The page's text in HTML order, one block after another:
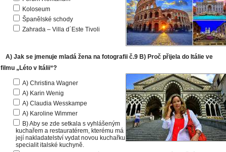
Koloseum
Španělské schody
Zahrada – Villa d´Este Tivoli
A) Jak se jmenuje mladá žena na fotografii č.9 B) Proč přijela do Itálie ve
filmu „Léto v Itálii“?
A) Christina Wagner
A) Karin Wenig
A) Claudia Wesskampe
A) Karoline Wimmer
B) Aby se zde setkala s vyhlášeným
kuchařem a restauratérem, kterému má
její nakladatelství vydat novou kuchařku
specialit italské kuchyně.